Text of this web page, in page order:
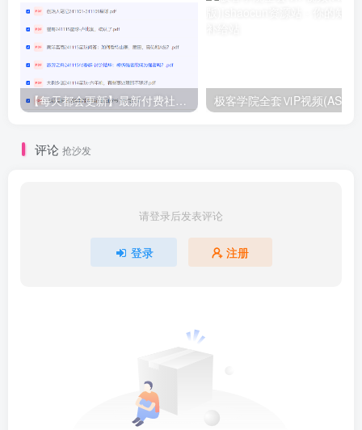
【每天都会更新】最新付费社群公众号文章 极客学院全套ⅥP视频(AS版)
评论 抢沙发
请登录后发表评论
登录 注册